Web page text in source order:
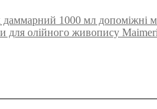
1000 мл допоміжні
для олійного живопису Maimeri